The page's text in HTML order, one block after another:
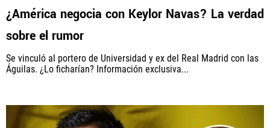
¿América negocia con Keylor Navas? La verdad
sobre el rumor
Se vinculó al portero de Universidad y ex del Real Madrid con las
Águilas. ¿Lo ficharían? Información exclusiva...